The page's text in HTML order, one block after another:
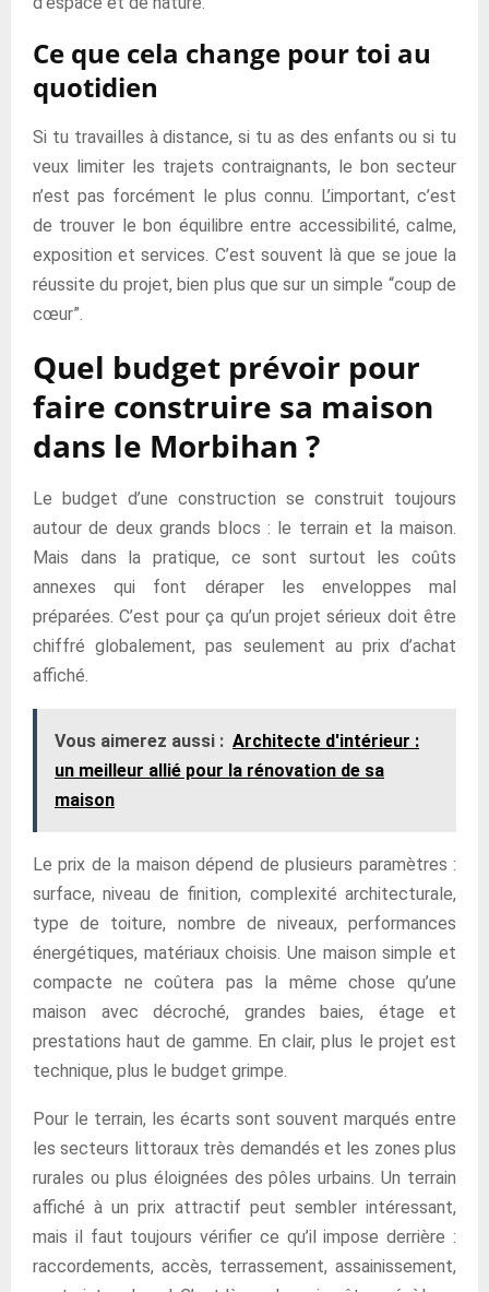
Ce que cela change pour toi au
quotidien
Si tu travailles à distance, si tu as des enfants ou si tu
veux limiter les trajets contraignants, le bon secteur
n’est pas forcément le plus connu. L’important, c’est
de trouver le bon équilibre entre accessibilité, calme,
exposition et services. C’est souvent là que se joue la
réussite du projet, bien plus que sur un simple “coup de
cœur”.
Quel budget prévoir pour
faire construire sa maison
dans le Morbihan ?
Le budget d’une construction se construit toujours
autour de deux grands blocs : le terrain et la maison.
Mais dans la pratique, ce sont surtout les coûts
annexes qui font déraper les enveloppes mal
préparées. C’est pour ça qu’un projet sérieux doit être
chiffré globalement, pas seulement au prix d’achat
affiché.
Vous aimerez aussi : Architecte d'intérieur :
un meilleur allié pour la rénovation de sa
maison
Le prix de la maison dépend de plusieurs paramètres :
surface, niveau de finition, complexité architecturale,
type de toiture, nombre de niveaux, performances
énergétiques, matériaux choisis. Une maison simple et
compacte ne coûtera pas la même chose qu’une
maison avec décroché, grandes baies, étage et
prestations haut de gamme. En clair, plus le projet est
technique, plus le budget grimpe.
Pour le terrain, les écarts sont souvent marqués entre
les secteurs littoraux très demandés et les zones plus
rurales ou plus éloignées des pôles urbains. Un terrain
affiché à un prix attractif peut sembler intéressant,
mais il faut toujours vérifier ce qu’il impose derrière :
raccordements, accès, terrassement, assainissement,